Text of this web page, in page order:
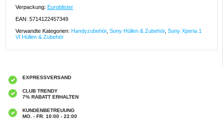
Verpackung: Euroblister
EAN: 5714122457349
Verwandte Kategorien: Handyzubehör, Sony Hüllen & Zubehör, Sony Xperia 1
VI Hüllen & Zubehör
EXPRESSVERSAND
CLUB TRENDY
7% RABATT ERHALTEN
KUNDENBETREUUNG
MO. - FR. 10:00 - 22:00